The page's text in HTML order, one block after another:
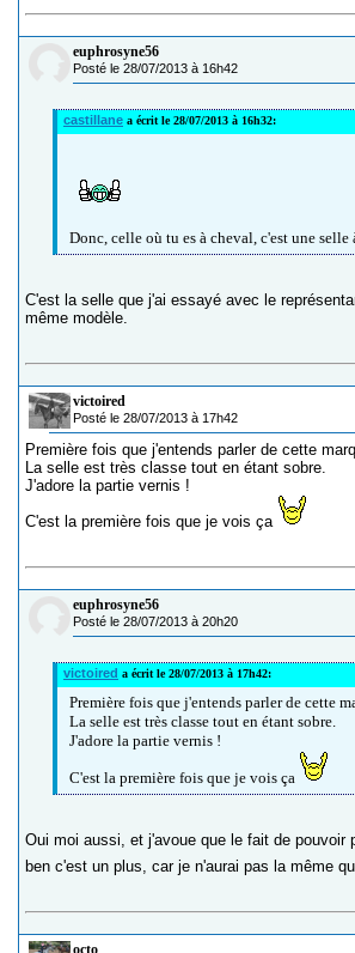
euphrosyne56
Posté le 28/07/2013 à 16h42
castillane a écrit le 28/07/2013 à 16h32:
Donc, celle où tu es à cheval, c'est une selle
C'est la selle que j'ai essayé avec le
même modèle.
victoired
Posté le 28/07/2013 à 17h42
Première fois que j'entends parler de cette
La selle est très classe tout en étant sobre.
J'adore la partie vernis !
C'est la première fois que je vois ça
euphrosyne56
Posté le 28/07/2013 à 20h20
victoired a écrit le 28/07/2013 à 17h42:
Première fois que j'entends parler de cette
La selle est très classe tout en étant sobre.
J'adore la partie vernis !
C'est la première fois que je vois ça
Oui moi aussi, et j'avoue que le fait de pouvoir
ben c'est un plus, car je n'aurai pas la même
octo